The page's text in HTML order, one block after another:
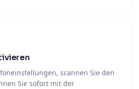
scannen Sie den
Sie sofort mit der